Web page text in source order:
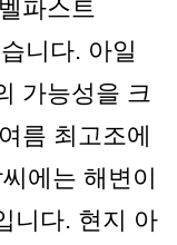
파스트
니다. 아일
가능성을 크
름 최고조에
에는 해변이
니다. 현지 아